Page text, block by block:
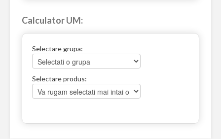
Calculator UM:
Selectare grupa:
Selectare produs: